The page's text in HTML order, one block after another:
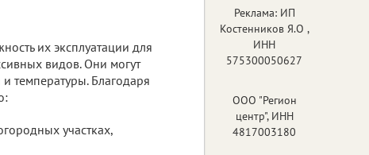
их эксплуатации для
видов. Они могут
температуры. Благодаря
участках,
Реклама: ИП
Костенников Я.О ,
ИНН
575300050627
ООО "Регион
центр", ИНН
4817003180